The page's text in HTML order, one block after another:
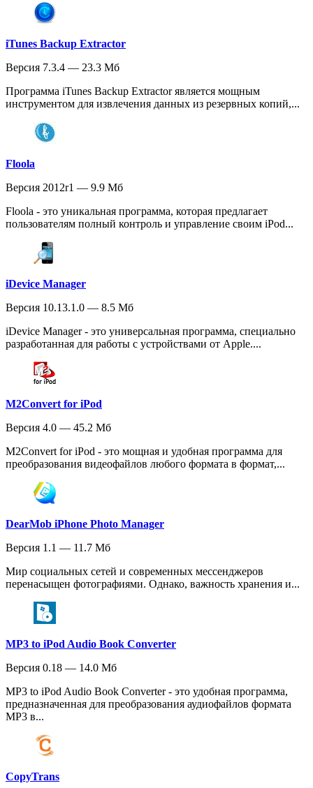
iTunes Backup Extractor
Версия 7.3.4 — 23.3 Мб
Программа iTunes Backup Extractor является мощным
инструментом для извлечения данных из резервных копий,...
Floola
Версия 2012r1 — 9.9 Мб
Floola - это уникальная программа, которая предлагает
пользователям полный контроль и управление своим iPod...
iDevice Manager
Версия 10.13.1.0 — 8.5 Мб
iDevice Manager - это универсальная программа, специально
разработанная для работы с устройствами от Apple....
M2Convert for iPod
Версия 4.0 — 45.2 Мб
M2Convert for iPod - это мощная и удобная программа для
преобразования видеофайлов любого формата в формат,...
DearMob iPhone Photo Manager
Версия 1.1 — 11.7 Мб
Мир социальных сетей и современных мессенджеров
перенасыщен фотографиями. Однако, важность хранения и...
MP3 to iPod Audio Book Converter
Версия 0.18 — 14.0 Мб
MP3 to iPod Audio Book Converter - это удобная программа,
предназначенная для преобразования аудиофайлов формата
MP3 в...
CopyTrans